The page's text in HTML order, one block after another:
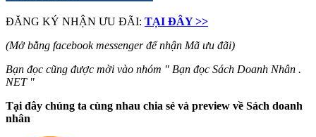
ĐĂNG KÝ NHẬN ƯU ĐÃI: TẠI ĐÂY >>
(Mở bằng facebook messenger để nhận Mã ưu đãi)
Bạn đọc cũng được mời vào nhóm " Bạn đọc Sách Doanh Nhân .
NET "
Tại đây chúng ta cùng nhau chia sẻ và preview về Sách doanh
nhân